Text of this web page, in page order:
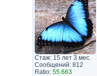
Стаж: 15 лет 3 мес.
Сообщений: 812
Ratio: 55.663